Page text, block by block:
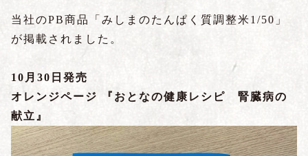
当社のPB商品「みしまのたんぱく質調整米1/50」
が掲載されました。
10月30日発売
オレンジページ 『おとなの健康レシピ 腎臓病の
献立』